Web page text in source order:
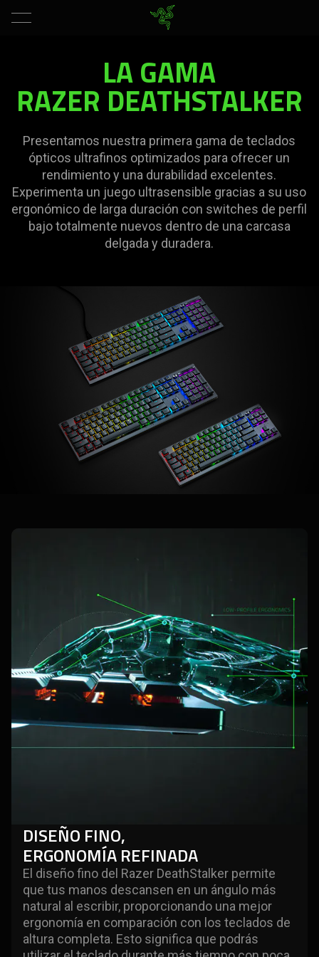
Teclados
ópticos
ultrafinos
Gama
Razer
DeathStalker
LA GAMA
RAZER DEATHSTALKER
Presentamos nuestra primera gama de teclados
ópticos ultrafinos optimizados para ofrecer un
rendimiento y una durabilidad excelentes.
Experimenta un juego ultrasensible gracias a su uso
ergonómico de larga duración con switches de perfil
bajo totalmente nuevos dentro de una carcasa
delgada y duradera.
DISEÑO FINO,
ERGONOMÍA REFINADA
El diseño fino del Razer DeathStalker permite
que tus manos descansen en un ángulo más
natural al escribir, proporcionando una mejor
ergonomía en comparación con los teclados de
altura completa. Esto significa que podrás